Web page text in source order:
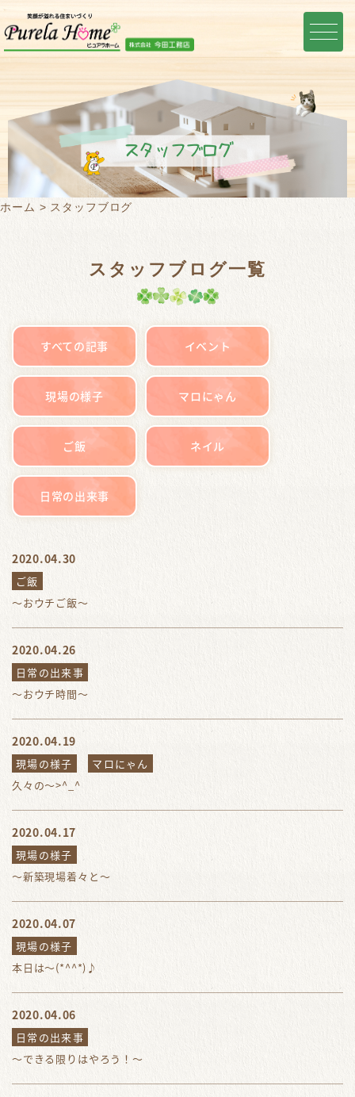
スタッフブログ
ホーム スタッフブログ
スタッフブログ一覧
すべての記事 イベント
現場の様子 マロにゃん
ご飯 ネイル
日常の出来事
2020.04.30
ご飯
〜おウチご飯〜
2020.04.26
日常の出来事
〜おウチ時間〜
2020.04.19
現場の様子
マロにゃん
久々の～>^_^
2020.04.17
現場の様子
～新築現場着々と～
2020.04.07
現場の様子
本日は～(*^^*)♪
2020.04.06
日常の出来事
～できる限りはやろう！～